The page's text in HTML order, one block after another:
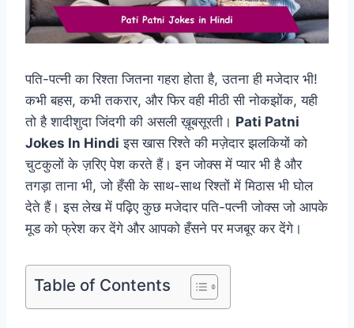
पति-पत्नी का रिश्ता जितना गहरा होता है, उतना ही मजेदार भी!
कभी बहस, कभी तकरार, और फिर वही मीठी सी नोकझोंक, यही
तो है शादीशुदा जिंदगी की असली ख़ूबसूरती। Pati Patni
Jokes In Hindi इस खास रिश्ते की मज़ेदार झलकियों को
चुटकुलों के ज़रिए पेश करते हैं। इन जोक्स में प्यार भी है और
तगड़ा ताना भी, जो हँसी के साथ-साथ रिश्तों में मिठास भी घोल
देते हैं। इस लेख में पढ़िए कुछ मजेदार पति-पत्नी जोक्स जो आपके
मूड को फ्रेश कर देंगे और आपको हँसने पर मजबूर कर देंगे।
Table of Contents